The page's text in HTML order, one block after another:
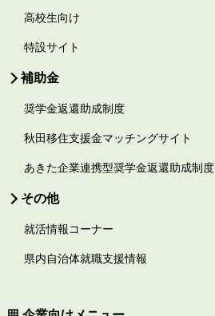
高校生向け
特設サイト
補助金
奨学金返還助成制度
秋田移住支援金マッチングサイト
あきた企業連携型奨学金返還助成制度
その他
就活情報コーナー
県内自治体就職支援情報